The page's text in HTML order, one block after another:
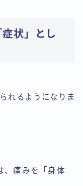
状」とし
れるようになりま
、痛みを「身体